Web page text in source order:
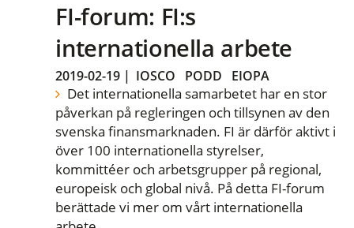
FI-forum: FI:s
internationella arbete
2019-02-19 | IOSCO PODD EIOPA
Det internationella samarbetet har en stor
påverkan på regleringen och tillsynen av den
svenska finansmarknaden. FI är därför aktivt i
över 100 internationella styrelser,
kommittéer och arbetsgrupper på regional,
europeisk och global nivå. På detta FI-forum
berättade vi mer om vårt internationella